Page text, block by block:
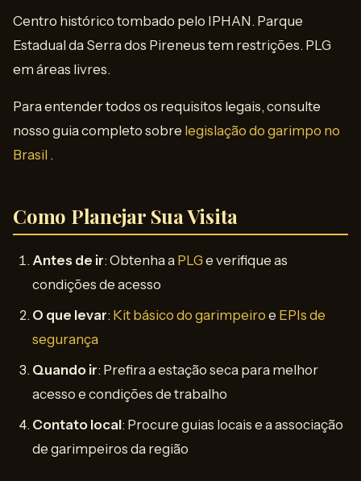
Centro histórico tombado pelo IPHAN. Parque
Estadual da Serra dos Pireneus tem restrições. PLG
em áreas livres.
Para entender todos os requisitos legais, consulte
nosso guia completo sobre legislação do garimpo no
Brasil .
Como Planejar Sua Visita
Antes de ir: Obtenha a PLG e verifique as
condições de acesso
O que levar: Kit básico do garimpeiro e EPIs de
segurança
Quando ir: Prefira a estação seca para melhor
acesso e condições de trabalho
Contato local: Procure guias locais e a associação
de garimpeiros da região